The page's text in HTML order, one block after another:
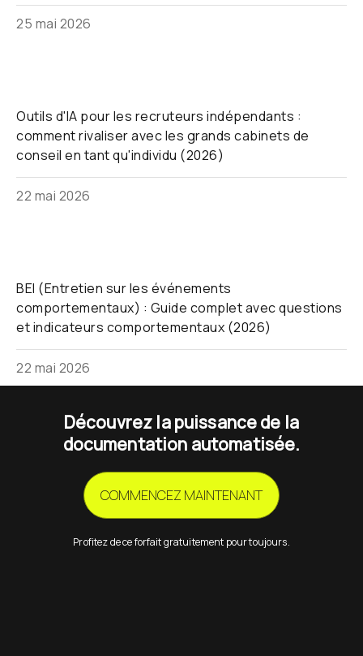
25 mai 2026
Outils d'IA pour les recruteurs indépendants :
comment rivaliser avec les grands cabinets de
conseil en tant qu'individu (2026)
22 mai 2026
BEI (Entretien sur les événements
comportementaux) : Guide complet avec questions
et indicateurs comportementaux (2026)
22 mai 2026
Découvrez la puissance de la
documentation automatisée.
COMMENCEZ MAINTENANT
Profitez de ce forfait gratuitement pour toujours.